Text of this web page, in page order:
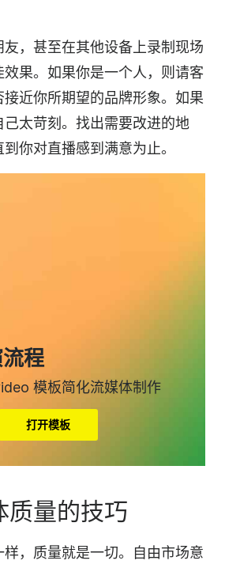
，甚至在其他设备上录制现场
果。如果你是一个人，则请客
近你所期望的品牌形象。如果
太苛刻。找出需要改进的地
你对直播感到满意为止。
程
模板简化流媒体制作
打开模板
质量的技巧
，质量就是一切。自由市场意